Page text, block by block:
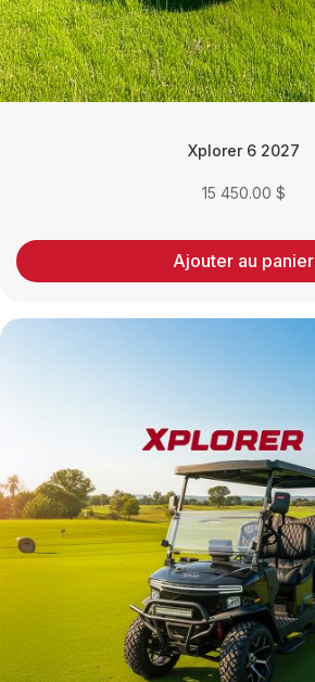
Xplorer 6 2027
15 450.00 $
Ajouter au panier